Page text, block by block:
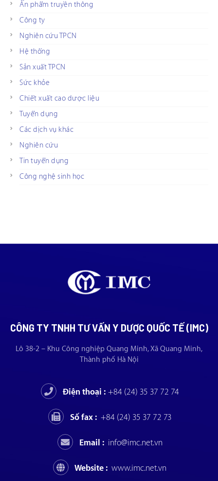
Ấn phẩm truyền thông
Công ty
Nghiên cứu TPCN
Hệ thống
Sản xuất TPCN
Sức khỏe
Chiết xuất cao dược liệu
Tuyển dụng
Các dịch vụ khác
Nghiên cứu
Tin tuyển dụng
Công nghệ sinh học
CÔNG TY TNHH TƯ VẤN Y DƯỢC QUỐC TẾ (IMC)
Lô 38-2 – Khu Công nghiệp Quang Minh, Xã Quang Minh,
Thành phố Hà Nội
Điện thoại : +84 (24) 35 37 72 74
Số fax : +84 (24) 35 37 72 73
Email : info@imc.net.vn
Website : www.imc.net.vn